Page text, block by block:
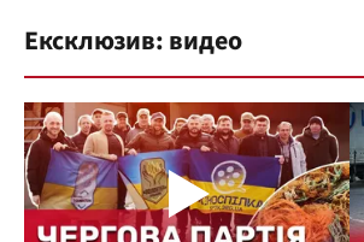
Ексклюзив: видео